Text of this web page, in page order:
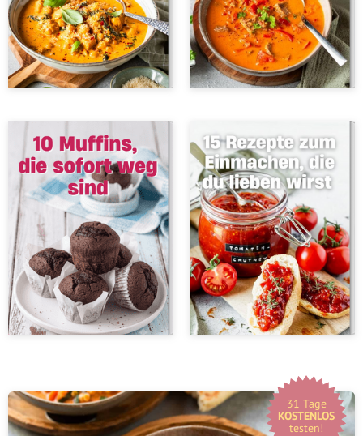
31 Tage
KOSTENLOS
testen!